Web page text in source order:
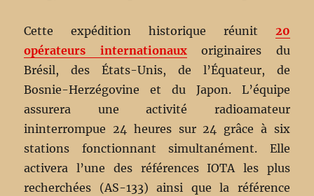
Cette expédition historique réunit 20
opérateurs internationauxoriginaires du
Brésil, des États-Unis, de l’Équateur, de
Bosnie-Herzégovine et du Japon. L’équipe
assurera une activité radioamateur
ininterrompue 24 heures sur 24 grâce à six
stations fonctionnant simultanément. Elle
activera l’une des références IOTA les plus
recherchées (AS-133) ainsi que la référence